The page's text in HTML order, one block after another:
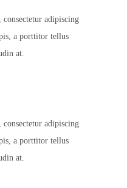
adipiscing
a porttitor tellus
at.
adipiscing
a porttitor tellus
at.